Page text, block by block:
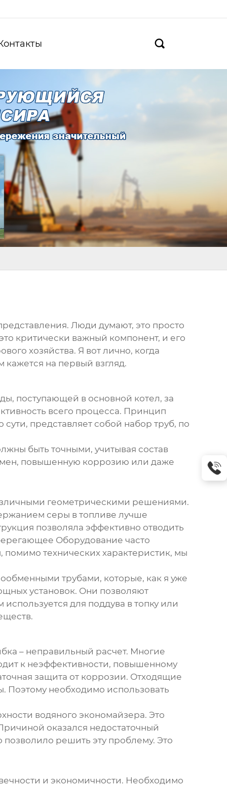

Люди думают, это просто
критически важный компонент, и его
хозяйства. Я вот лично, когда
кажется на первый взгляд.
поступающей в основной котел, за
всего процесса. Принцип
представляет собой набор труб, по
быть точными, учитывая состав
повышенную коррозию или даже
геометрическими решениями.
серы в топливе лучше
позволяла эффективно отводить
Оборудование часто
помимо технических характеристик, мы
трубами, которые, как я уже
установок. Они позволяют
для поддува в топку или
– неправильный расчет. Многие
к неэффективности, повышенному
защита от коррозии. Отходящие
Поэтому необходимо использовать
водяного экономайзера. Это
оказался недостаточный
решить эту проблему. Это
и экономичности. Необходимо